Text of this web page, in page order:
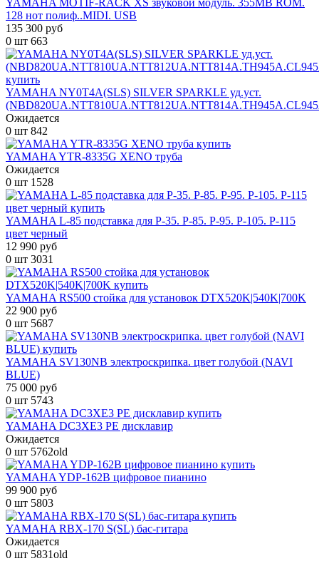
128 нот полиф..MIDI. USB
135 300 руб
0 шт 663
YAMAHA NY0T4A(SLS) SILVER SPARKLE уд.уст.
Ожидается
0 шт 842
YAMAHA YTR-8335G XENO труба
Ожидается
0 шт 1528
YAMAHA L-85 подставка для P-35. P-85. P-95. P-105. P-115
цвет черный
12 990 руб
0 шт 3031
YAMAHA RS500 стойка для установок DTX520K|540K|700K
22 900 руб
0 шт 5687
YAMAHA SV130NB электроскрипка. цвет голубой (NAVI
BLUE)
75 000 руб
0 шт 5743
YAMAHA DC3XE3 PE дисклавир
Ожидается
0 шт 5762old
YAMAHA YDP-162B цифровое пианино
99 900 руб
0 шт 5803
YAMAHA RBX-170 S(SL) бас-гитара
Ожидается
0 шт 5831old